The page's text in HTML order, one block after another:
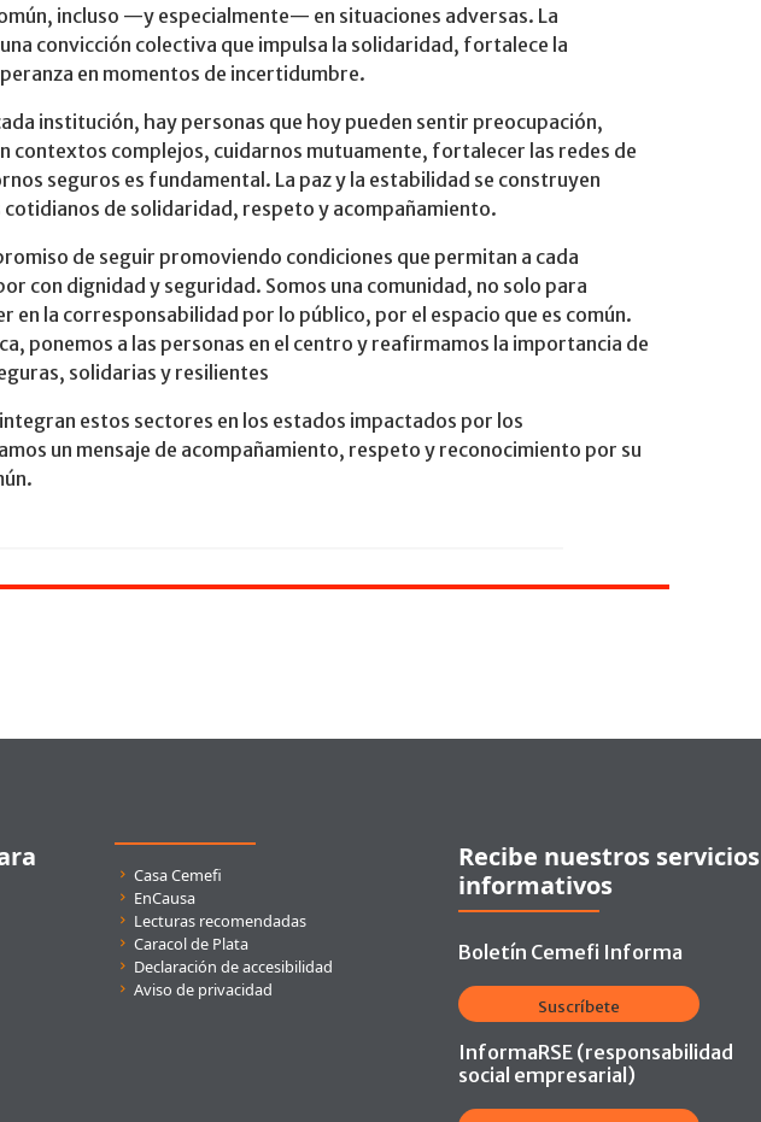
incluso —y especialmente— en situaciones adversas. La
convicción colectiva que impulsa la solidaridad, fortalece la
en momentos de incertidumbre.
institución, hay personas que hoy pueden sentir preocupación,
contextos complejos, cuidarnos mutuamente, fortalecer las redes de
seguros es fundamental. La paz y la estabilidad se construyen
de solidaridad, respeto y acompañamiento.
de seguir promoviendo condiciones que permitan a cada
con dignidad y seguridad. Somos una comunidad, no solo para
en la corresponsabilidad por lo público, por el espacio que es común.
ponemos a las personas en el centro y reafirmamos la importancia de
solidarias y resilientes
estos sectores en los estados impactados por los
un mensaje de acompañamiento, respeto y reconocimiento por su
Enlaces rápidos
Casa Cemefi
EnCausa
Lecturas recomendadas
Caracol de Plata
Declaración de accesibilidad
Aviso de privacidad
Recibe nuestros servicios
informativos
Boletín Cemefi Informa
Suscríbete
InformaRSE (responsabilidad
social empresarial)